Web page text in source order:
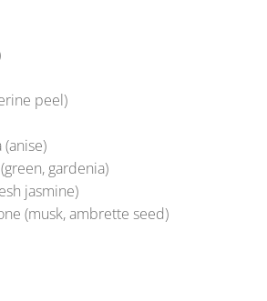
peel)
gardenia)
jasmine)
(musk, ambrette seed)